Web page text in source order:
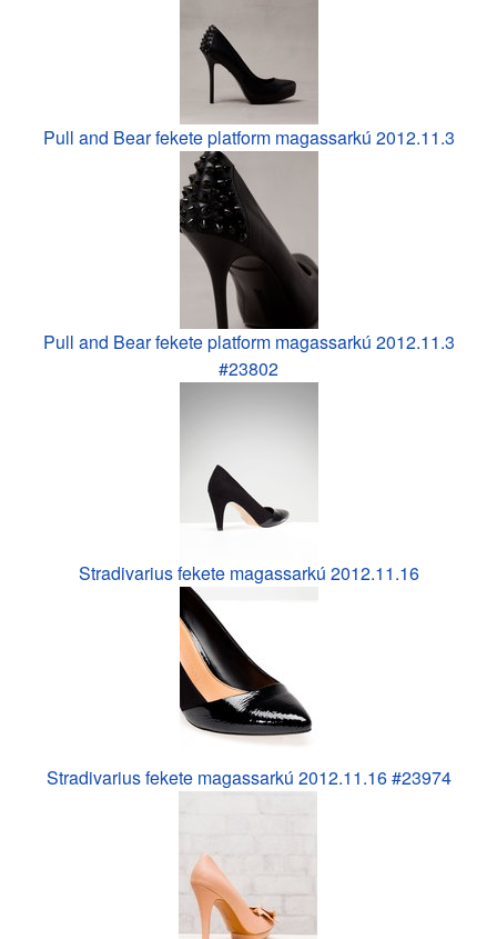
Pull and Bear fekete platform magassarkú 2012.11.3
Pull and Bear fekete platform magassarkú 2012.11.3
#23802
Stradivarius fekete magassarkú 2012.11.16
Stradivarius fekete magassarkú 2012.11.16 #23974